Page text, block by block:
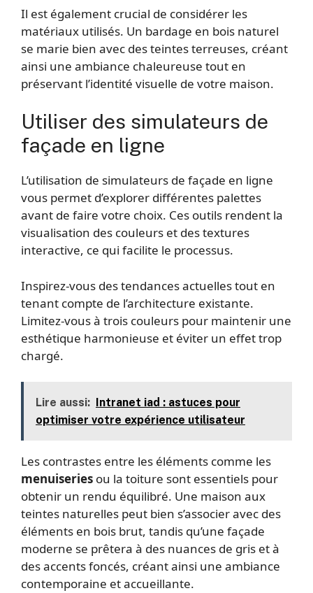
Il est également crucial de considérer les
matériaux utilisés. Un bardage en bois naturel
se marie bien avec des teintes terreuses, créant
ainsi une ambiance chaleureuse tout en
préservant l’identité visuelle de votre maison.
Utiliser des simulateurs de
façade en ligne
L’utilisation de simulateurs de façade en ligne
vous permet d’explorer différentes palettes
avant de faire votre choix. Ces outils rendent la
visualisation des couleurs et des textures
interactive, ce qui facilite le processus.
Inspirez-vous des tendances actuelles tout en
tenant compte de l’architecture existante.
Limitez-vous à trois couleurs pour maintenir une
esthétique harmonieuse et éviter un effet trop
chargé.
Lire aussi:
Intranet iad : astuces pour
optimiser votre expérience utilisateur
Les contrastes entre les éléments comme les
menuiseries ou la toiture sont essentiels pour
obtenir un rendu équilibré. Une maison aux
teintes naturelles peut bien s’associer avec des
éléments en bois brut, tandis qu’une façade
moderne se prêtera à des nuances de gris et à
des accents foncés, créant ainsi une ambiance
contemporaine et accueillante.